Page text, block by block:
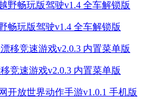
畅玩版驾驶v1.4 全车解锁版
竞速游戏v2.0.3 内置菜单版